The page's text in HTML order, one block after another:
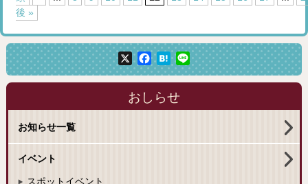
後 »
X Facebook
Hatena
Line
おしらせ
お知らせ一覧
イベント
スポットイベント